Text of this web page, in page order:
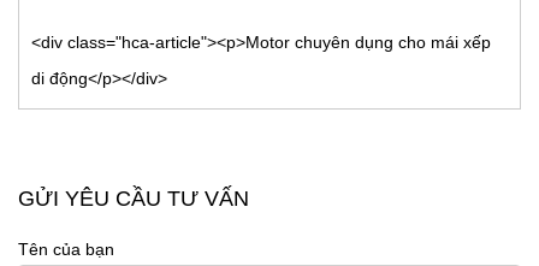
<div class="hca-article"><p>Motor chuyên dụng cho mái xếp
di động</p></div>
GỬI YÊU CẦU TƯ VẤN
Tên của bạn